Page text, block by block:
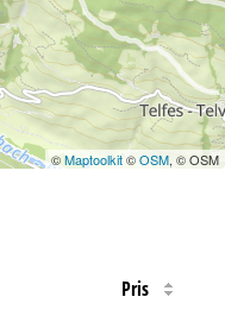
©Maptoolkit©OSM, © OSM
Pris